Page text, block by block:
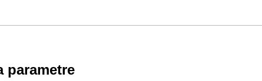
parametre